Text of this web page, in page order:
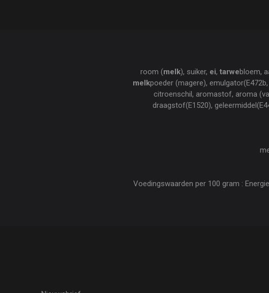
room (melk), suiker, ei, tarwebloem,
melkpoeder (magere),
citroenschil, aromastof, aroma
draagstof(E1520),
Voedingswaarden per 100 gram :